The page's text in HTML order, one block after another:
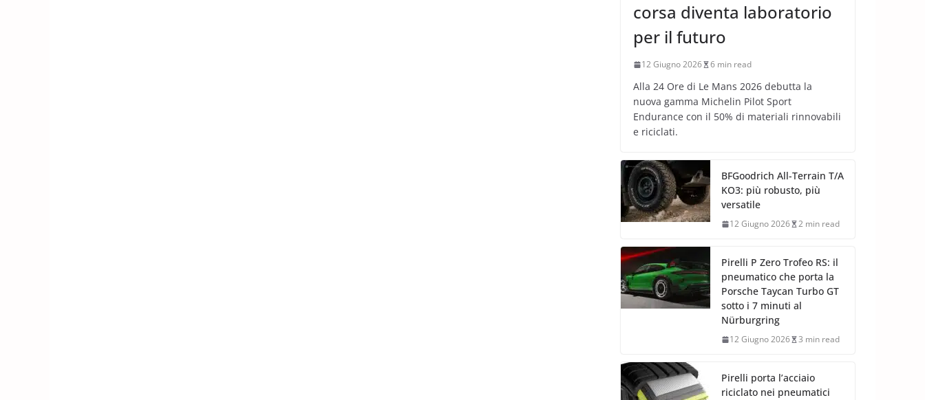
corsa diventa laboratorio
per il futuro
12 Giugno 2026 6 min read
Alla 24 Ore di Le Mans 2026 debutta la
nuova gamma Michelin Pilot Sport
Endurance con il 50% di materiali rinnovabili
e riciclati.
BFGoodrich All-Terrain T/A
KO3: più robusto, più
versatile
12 Giugno 2026 2 min read
Pirelli P Zero Trofeo RS: il
pneumatico che porta la
Porsche Taycan Turbo GT
sotto i 7 minuti al
Nürburgring
12 Giugno 2026 3 min read
Pirelli porta l’acciaio
riciclato nei pneumatici